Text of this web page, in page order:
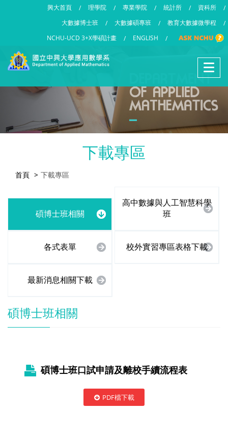
興大首頁 / 理學院 / 專業學院 / 統計所 / 資科所
/
大數據博士班
/ 大數據碩專班 / 教育大數據微學程
/
NCHU-UCD 3+X學碩計畫
/ ENGLISH /
下載專區
首頁 下載專區
碩博士班相關
高中數據與人工智慧科學
班
各式表單 校外實習專區表格下載
最新消息相關下載
碩博士班相關
碩博士班口試申請及離校手續流程表
PDF檔下載